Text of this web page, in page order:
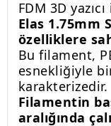
FDM 3D
Elas 1.75mm
özelliklere
Bu filament,
esnekliğiyle
karakterizedir.
Filamentin
aralığında